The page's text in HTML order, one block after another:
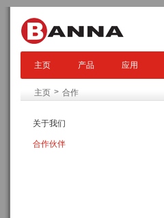
主页 产品 应用
主页 > 合作
关于我们
合作伙伴